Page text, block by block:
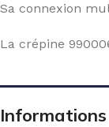
Sa connexion
La crépine